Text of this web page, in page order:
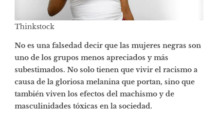
Thinkstock
No es una falsedad decir que las mujeres negras son
uno de los grupos menos apreciados y más
subestimados. No solo tienen que vivir el racismo a
causa de la gloriosa melanina que portan, sino que
también viven los efectos del machismo y de
masculinidades tóxicas en la sociedad.